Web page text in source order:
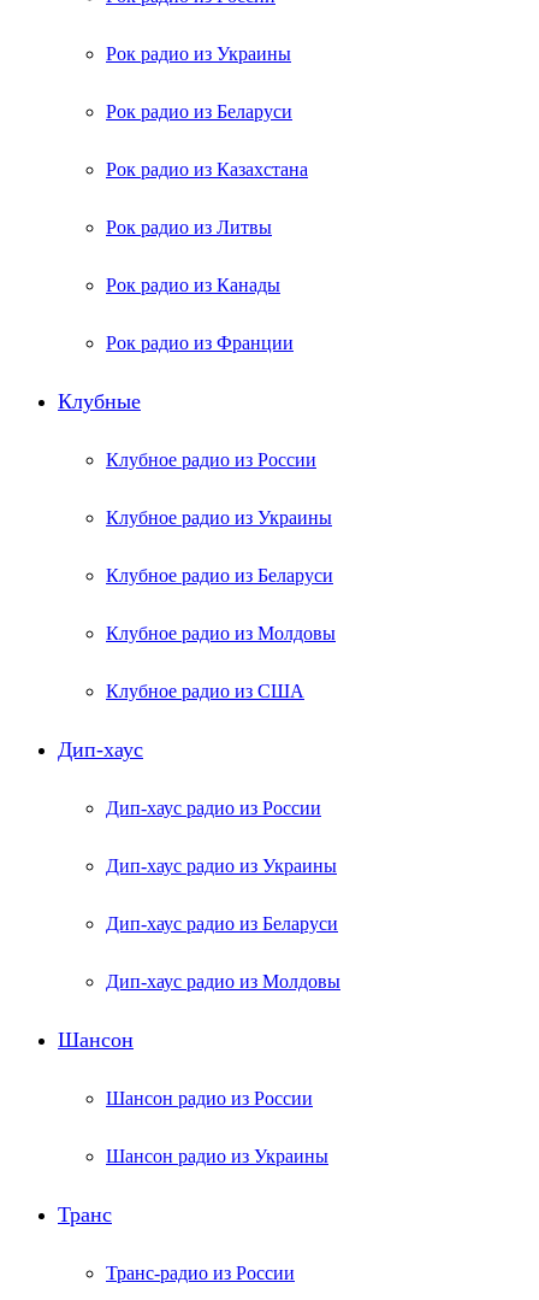
Рок радио из Украины
Рок радио из Беларуси
Рок радио из Казахстана
Рок радио из Литвы
Рок радио из Канады
Рок радио из Франции
Клубные
Клубное радио из России
Клубное радио из Украины
Клубное радио из Беларуси
Клубное радио из Молдовы
Клубное радио из США
Дип-хаус
Дип-хаус радио из России
Дип-хаус радио из Украины
Дип-хаус радио из Беларуси
Дип-хаус радио из Молдовы
Шансон
Шансон радио из России
Шансон радио из Украины
Транс
Транс-радио из России